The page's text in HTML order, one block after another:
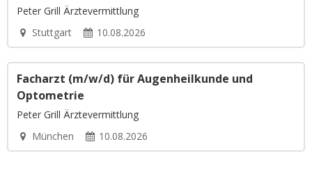
Peter Grill Ärztevermittlung
Stuttgart
10.08.2026
Facharzt (m/w/d) für Augenheilkunde und
Optometrie
Peter Grill Ärztevermittlung
München
10.08.2026